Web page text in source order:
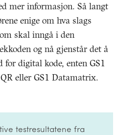
mer informasjon. Så langt
enige om hva slags
skal inngå i den
og nå gjenstår det å
for digital kode, enten GS1
eller GS1 Datamatrix.
testresultatene fra